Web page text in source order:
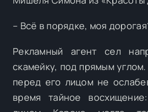
– Всё в порядке, моя
Рекламный агент сел
скамейку, под прямым
перед его лицом не
время тайное